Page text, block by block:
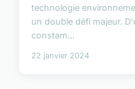
technologie
un double défi majeur.
constam...
22 janvier 2024